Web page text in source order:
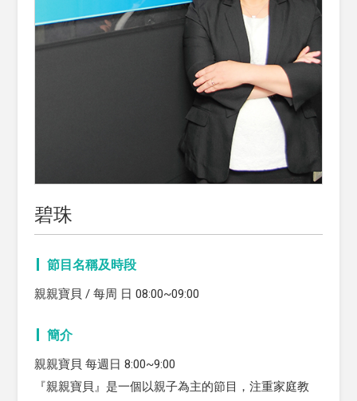
碧珠
節目名稱及時段
親親寶貝 / 每周 日 08:00~09:00
簡介
親親寶貝 每週日 8:00~9:00
『親親寶貝』是一個以親子為主的節目，注重家庭教